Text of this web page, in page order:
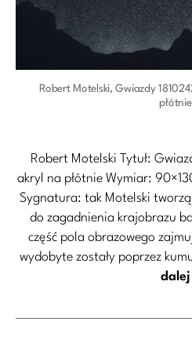
Robert Motelski, Gwiazdy
płótnie
Robert Motelski Tytuł:
akryl na płótnie Wymiar:
Sygnatura: tak Motelski
do zagadnienia krajobrazu
część pola obrazowego
wydobyte zostały poprzez
dalej